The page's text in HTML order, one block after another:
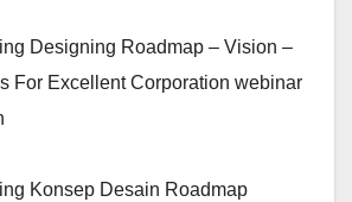
Designing Roadmap – Vision –
For Excellent Corporation webinar
Konsep Desain Roadmap